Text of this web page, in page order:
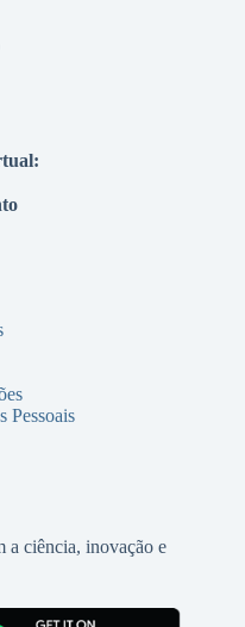
Pessoais
a ciência, inovação e